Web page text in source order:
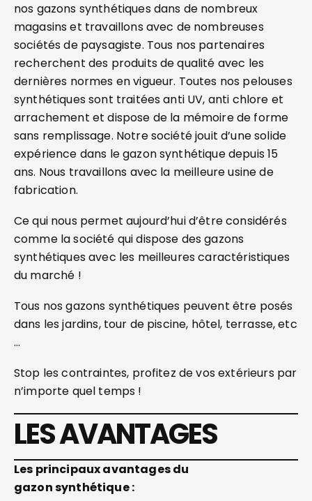
nos gazons synthétiques dans de nombreux
magasins et travaillons avec de nombreuses
sociétés de paysagiste. Tous nos partenaires
recherchent des produits de qualité avec les
dernières normes en vigueur. Toutes nos pelouses
synthétiques sont traitées anti UV, anti chlore et
arrachement et dispose de la mémoire de forme
sans remplissage. Notre société jouit d’une solide
expérience dans le gazon synthétique depuis 15
ans. Nous travaillons avec la meilleure usine de
fabrication.
Ce qui nous permet aujourd’hui d’être considérés
comme la société qui dispose des gazons
synthétiques avec les meilleures caractéristiques
du marché !
Tous nos gazons synthétiques peuvent être posés
dans les jardins, tour de piscine, hôtel, terrasse, etc
…
Stop les contraintes, profitez de vos extérieurs par
n’importe quel temps !
LES AVANTAGES
Les principaux avantages du
gazonsynthétique :